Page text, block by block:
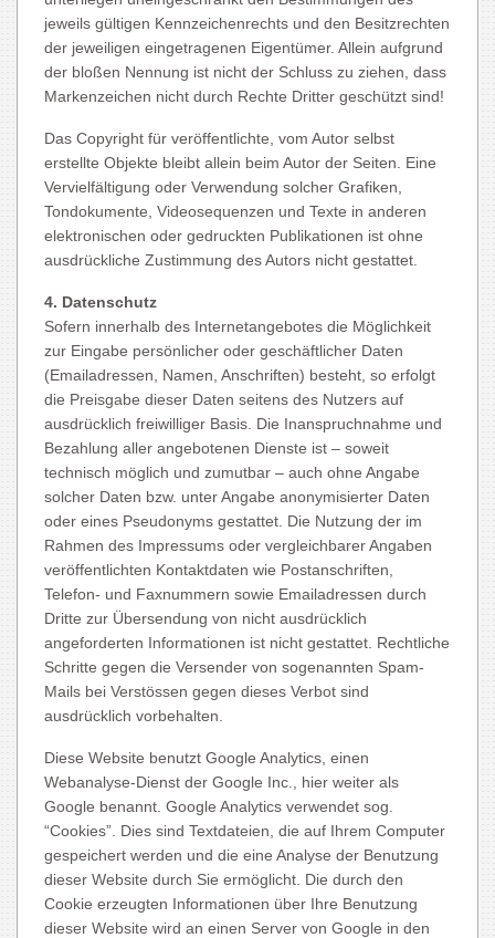
jeweils gültigen Kennzeichenrechts und den Besitzrechten
der jeweiligen eingetragenen Eigentümer. Allein aufgrund
der bloßen Nennung ist nicht der Schluss zu ziehen, dass
Markenzeichen nicht durch Rechte Dritter geschützt sind!
Das Copyright für veröffentlichte, vom Autor selbst
erstellte Objekte bleibt allein beim Autor der Seiten. Eine
Vervielfältigung oder Verwendung solcher Grafiken,
Tondokumente, Videosequenzen und Texte in anderen
elektronischen oder gedruckten Publikationen ist ohne
ausdrückliche Zustimmung des Autors nicht gestattet.
4. Datenschutz
Sofern innerhalb des Internetangebotes die Möglichkeit
zur Eingabe persönlicher oder geschäftlicher Daten
(Emailadressen, Namen, Anschriften) besteht, so erfolgt
die Preisgabe dieser Daten seitens des Nutzers auf
ausdrücklich freiwilliger Basis. Die Inanspruchnahme und
Bezahlung aller angebotenen Dienste ist – soweit
technisch möglich und zumutbar – auch ohne Angabe
solcher Daten bzw. unter Angabe anonymisierter Daten
oder eines Pseudonyms gestattet. Die Nutzung der im
Rahmen des Impressums oder vergleichbarer Angaben
veröffentlichten Kontaktdaten wie Postanschriften,
Telefon- und Faxnummern sowie Emailadressen durch
Dritte zur Übersendung von nicht ausdrücklich
angeforderten Informationen ist nicht gestattet. Rechtliche
Schritte gegen die Versender von sogenannten Spam-
Mails bei Verstössen gegen dieses Verbot sind
ausdrücklich vorbehalten.
Diese Website benutzt Google Analytics, einen
Webanalyse-Dienst der Google Inc., hier weiter als
Google benannt. Google Analytics verwendet sog.
“Cookies”. Dies sind Textdateien, die auf Ihrem Computer
gespeichert werden und die eine Analyse der Benutzung
dieser Website durch Sie ermöglicht. Die durch den
Cookie erzeugten Informationen über Ihre Benutzung
dieser Website wird an einen Server von Google in den